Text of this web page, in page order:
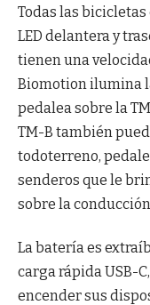
Todas las
LED delantera y
tienen una
Biomotion ilumina
pedalea sobre la
TM-B también
todoterreno,
senderos que le
sobre la
La batería es
carga rápida USB-
encender sus